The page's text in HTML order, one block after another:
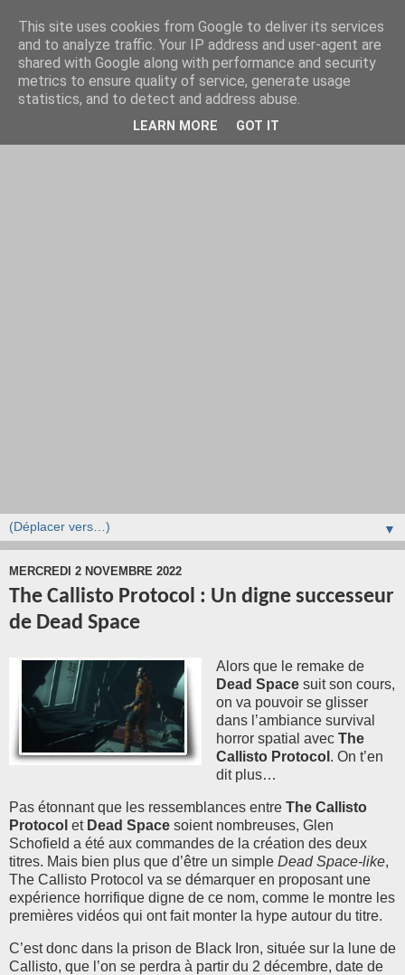
▼
MERCREDI 2 NOVEMBRE 2022
The Callisto Protocol : Un digne successeur
de Dead Space
Alors que le remake de
Dead Spacesuit son cours,
on va pouvoir se glisser
dans l’ambiance survival
horror spatial avec The
Callisto Protocol . On t’en
dit plus…
Pas étonnant que les ressemblances entre The Callisto
Protocol et Dead Space soient nombreuses, Glen
Schofield a été aux commandes de la création des deux
titres. Mais bien plus que d’être un simple Dead Space-like,
The Callisto Protocol va se démarquer en proposant une
expérience horrifique digne de ce nom, comme le montre les
premières vidéos qui ont fait monter la hype autour du titre.
C’est donc dans la prison de Black Iron, située sur la lune de
Callisto, que l’on se perdra à partir du 2 décembre, date de
This site uses cookies from Google to deliver its services
and to analyze traffic. Your IP address and user-agent are
shared with Google along with performance and security
metrics to ensure quality of service, generate usage
statistics, and to detect and address abuse.
LEARN MORE GOT IT